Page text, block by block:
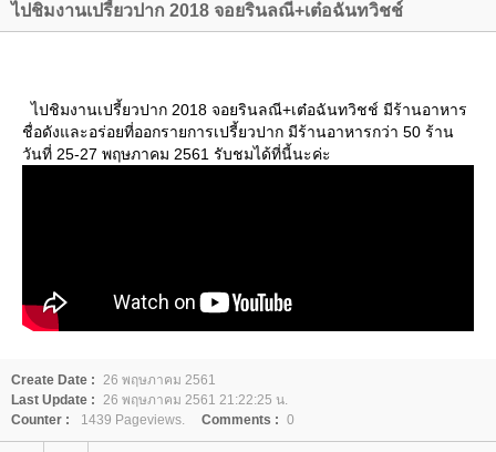
ไปชิมงานเปรี้ยวปาก 2018 จอยรินลณี+เต๋อฉันทวิชช์
ไปชิมงานเปรี้ยวปาก 2018 จอยรินลณี+เต๋อฉันทวิชช์ มีร้านอาหาร
ชื่อดังและอร่อยที่ออกรายการเปรี้ยวปาก มีร้านอาหารกว่า 50 ร้าน
วันที่ 25-27 พฤษภาคม 2561 รับชมได้ที่นี้นะค่ะ
Create Date : 26 พฤษภาคม 2561
Last Update : 26 พฤษภาคม 2561 21:22:25 น.
Counter :
1439 Pageviews. Comments : 0